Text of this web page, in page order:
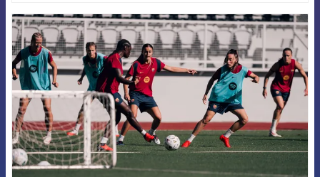
FCB Barcelona badge